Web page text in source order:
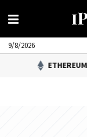
9/8/2026
ETHEREUM0.35%